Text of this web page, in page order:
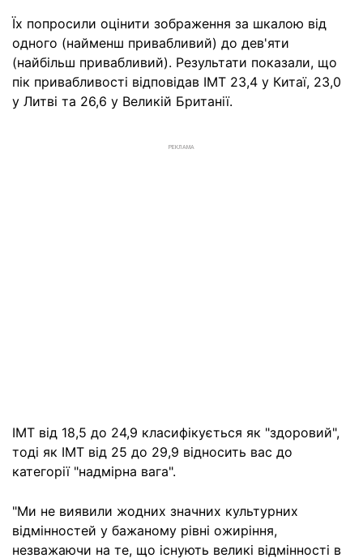
Їх попросили оцінити зображення за шкалою від
одного (найменш привабливий) до дев'яти
(найбільш привабливий). Результати показали, що
пік привабливості відповідав ІМТ 23,4 у Китаї, 23,0
у Литві та 26,6 у Великій Британії.
РЕКЛАМА
ІМТ від 18,5 до 24,9 класифікується як "здоровий",
тоді як ІМТ від 25 до 29,9 відносить вас до
категорії "надмірна вага".
"Ми не виявили жодних значних культурних
відмінностей у бажаному рівні ожиріння,
незважаючи на те, що існують великі відмінності в